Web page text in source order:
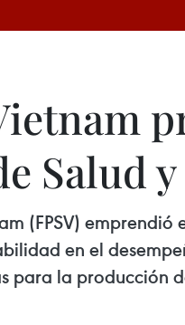
Salud
(FPSV)
en el
para la producción